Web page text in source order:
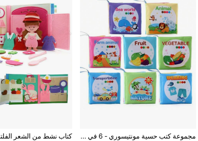
مجموعة كتب حسية مونتيسوري - 6 في 1 كتب قماشية قابلة للغسل مع صفحات مجعدة وألعاب تسنين | ألعاب عودة إلى المدرسة للرضع من 0 إلى 12 شهرًا